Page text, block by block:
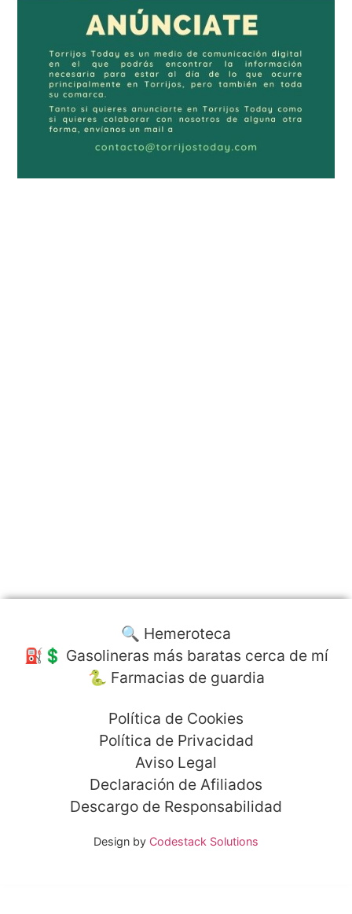
🔍 Hemeroteca
⛽️💲 Gasolineras más baratas cerca de mí
🐍 Farmacias de guardia
Política de Cookies
Política de Privacidad
Aviso Legal
Declaración de Afiliados
Descargo de Responsabilidad
Design by Codestack Solutions